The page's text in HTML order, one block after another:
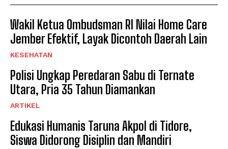
Wakil Ketua Ombudsman RI Nilai Home Care
Jember Efektif, Layak Dicontoh Daerah Lain
KESEHATAN
Polisi Ungkap Peredaran Sabu di Ternate
Utara, Pria 35 Tahun Diamankan
ARTIKEL
Edukasi Humanis Taruna Akpol di Tidore,
Siswa Didorong Disiplin dan Mandiri